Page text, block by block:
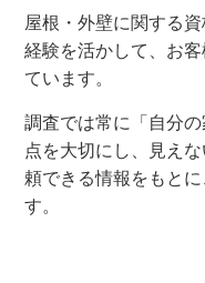
屋根・外壁に関する
経験を活かして、お
ています。
調査では常に「自分
点を大切にし、見え
頼できる情報をもと
す。